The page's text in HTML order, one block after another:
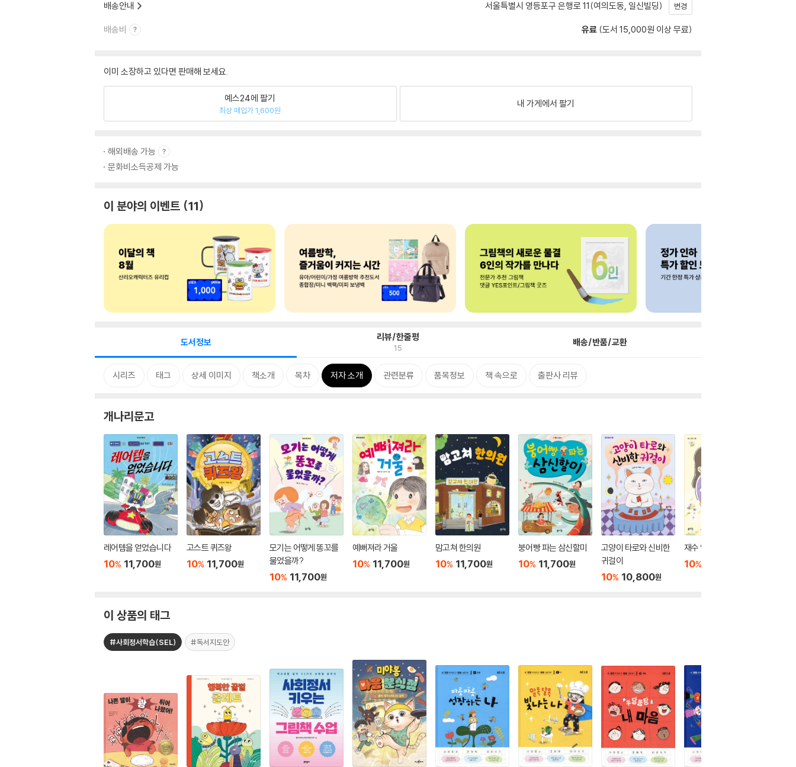
배송안내 서울특별시 영등포구 은행로 11(여의도동, 일신빌딩) 변경
배송비 유료 (도서 15,000원 이상 무료)
이미 소장하고 있다면 판매해 보세요.
예스24에 팔기
최상 매입가 1,600원
내 가게에서 팔기
해외배송 가능
문화비소득공제 가능
이 분야의 이벤트 11
도서정보 리뷰/한줄평
15 배송/반품/교환
시리즈 태그 상세 이미지 책소개 목차 저자 소개 관련분류 품목정보 책 속으로 출판사 리뷰
개나리문고
레어템을 얻었습니다
10% 11,700원
고스트 퀴즈왕
10% 11,700원
모기는 어떻게 똥꼬를
물었을까?
10% 11,700원
예뻐져라 거울
10% 11,700원
맘고쳐 한의원
10% 11,700원
붕어빵 파는 삼신할미
10% 11,700원
고양이 타로와 신비한
귀걸이
10% 10,800원
재수 없는 엄친아
10%
이 상품의 태그
#사회정서학습(SEL) #독서지도안